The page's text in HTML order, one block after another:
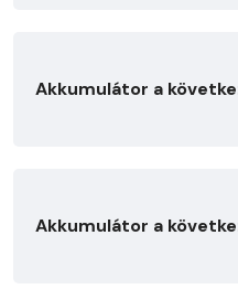
Akkumulátor a
Akkumulátor a